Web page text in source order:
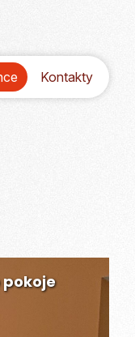
Kontakty
pokoje